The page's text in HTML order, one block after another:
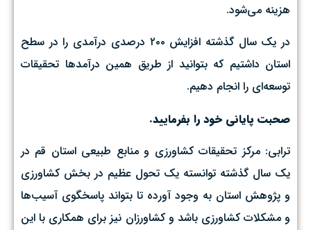
هزینه می‌شود.
در یک سال گذشته افزایش ۲۰۰ درصدی درآمدی را در سطح
استان داشتیم که بتوانید از طریق همین درآمدها تحقیقات
توسعه‌ای را انجام دهیم.
صحبت پایانی خود را بفرمایید.
ترابی: مرکز تحقیقات کشاورزی و منابع طبیعی استان قم در
یک ‌سال گذشته توانسته یک تحول عظیم در بخش کشاورزی
و پژوهش استان به وجود آورده تا بتواند پاسخگوی آسیب‌ها
و مشکلات کشاورزی باشد و کشاورزان نیز برای همکاری با این